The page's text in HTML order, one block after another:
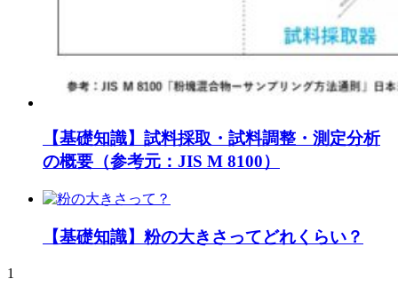
【基礎知識】試料採取・試料調整・測定分析
の概要（参考元：JIS M 8100）
【基礎知識】粉の大きさってどれくらい？
1